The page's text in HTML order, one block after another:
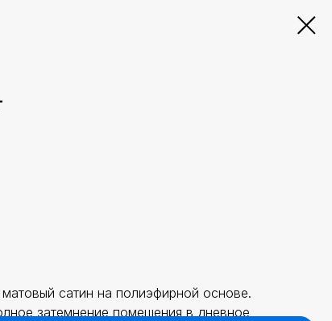
сатин на полиэфирной основе.
затемнение помещения в дневное